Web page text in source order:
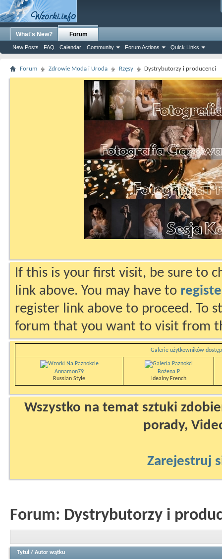
What's New? Forum
New Posts FAQ Calendar Community Forum Actions Quick Links
Forum Zdrowie Moda i Uroda Rzęsy Dystrybutorzy i producenci
If this is your first visit, be sure to
link above. You may have to
register link above to proceed. To
forum that you want to visit from
Galerie użytkowników
Annamon79
Russian Style
Bożena P
Idealny French
Wszystko na temat sztuki
porady,
Zarejestruj
Forum: Dystrybutorzy i
Tytuł / Autor wątku